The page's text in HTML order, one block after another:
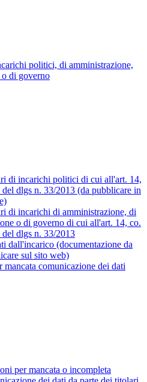
politici, di amministrazione,
di governo
di incarichi politici di cui all'art. 14,
del dlgs n. 33/2013 (da pubblicare in
di incarichi di amministrazione, di
o di governo di cui all'art. 14, co.
del dlgs n. 33/2013
dall'incarico (documentazione da
sul sito web)
mancata comunicazione dei dati
per mancata o incompleta